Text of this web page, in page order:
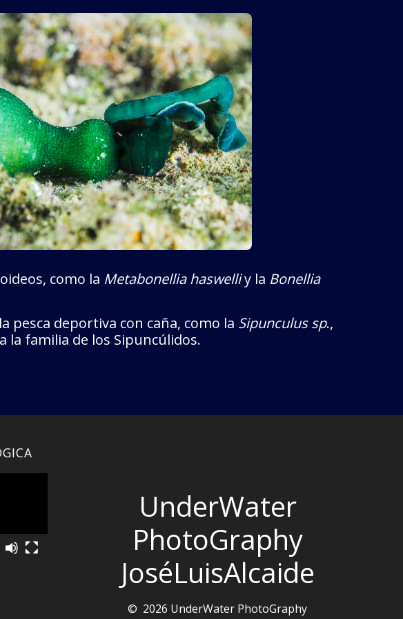
como la Metabonellia haswelliy la Bonellia
pesca deportiva con caña, como la Sipunculus sp.,
la familia de los Sipuncúlidos.
UnderWater
PhotoGraphy
JoséLuisAlcaide
© 2026 UnderWater PhotoGraphy